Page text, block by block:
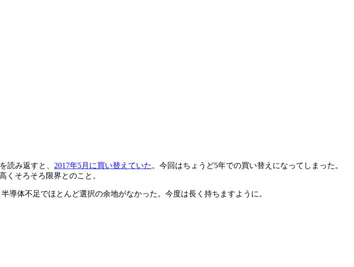
読み返すと、 2017年5月に買い替えていた 。今回はちょうど5年での買い替えになってしまった。
くそろそろ限界とのこと。
導体不足でほとんど選択の余地がなかった。今度は長く持ちますように。